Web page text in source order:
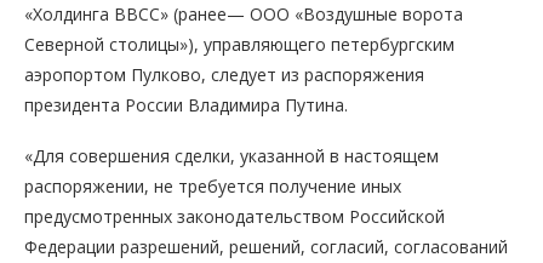
«Холдинга ВВСС» (ранее— ООО «Воздушные ворота
Северной столицы»), управляющего петербургским
аэропортом Пулково, следует из распоряжения
президента России Владимира Путина.
«Для совершения сделки, указанной в настоящем
распоряжении, не требуется получение иных
предусмотренных законодательством Российской
Федерации разрешений, решений, согласий, согласований